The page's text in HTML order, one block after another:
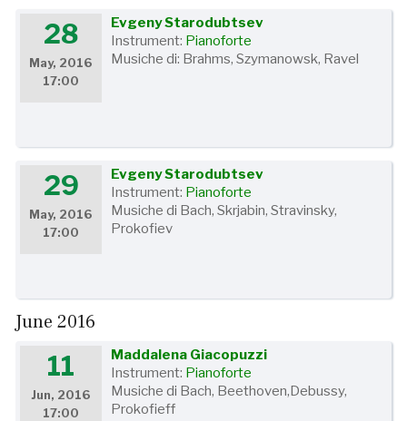
28
May, 2016
17:00
Evgeny Starodubtsev
Instrument: Pianoforte
Musiche di: Brahms, Szymanowsk, Ravel
29
May, 2016
17:00
Evgeny Starodubtsev
Instrument: Pianoforte
Musiche di Bach, Skrjabin, Stravinsky,
Prokofiev
June 2016
11
Jun, 2016
17:00
Maddalena Giacopuzzi
Instrument: Pianoforte
Musiche di Bach, Beethoven,Debussy,
Prokofieff